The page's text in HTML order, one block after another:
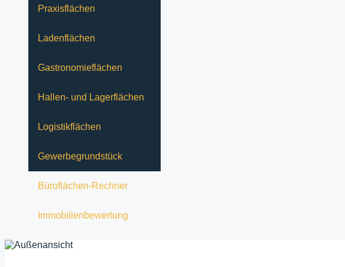
Praxisflächen
Ladenflächen
Gastronomieflächen
Hallen- und Lagerflächen
Logistikflächen
Gewerbegrundstück
Büroflächen-Rechner
Immobilienbewertung